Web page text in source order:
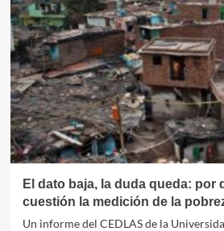
el
10°
Encuentro
de
Secretarios
de
Economía
de
Municipios
y
Comunas
El dato baja, la duda queda: por
cuestión la medición de la
Un informe del CEDLAS de la